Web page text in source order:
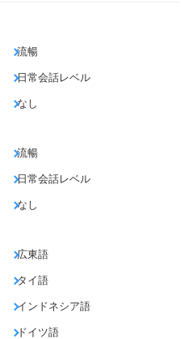
流暢
日常会話レベル
なし
流暢
日常会話レベル
なし
広東語
タイ語
インドネシア語
ドイツ語